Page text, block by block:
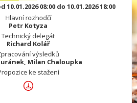
08:00 do 10.01.2026 18:00
Hlavní rozhodčí
Petr Kotyza
Technický delegát
Richard Kolář
výsledků
Milan Chaloupka
ke stažení